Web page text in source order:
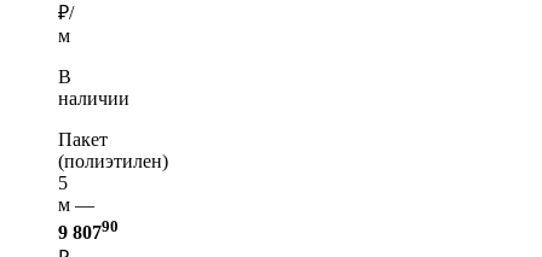
₽/
м
В
наличии
Пакет
(полиэтилен)
5
м —
9 80790